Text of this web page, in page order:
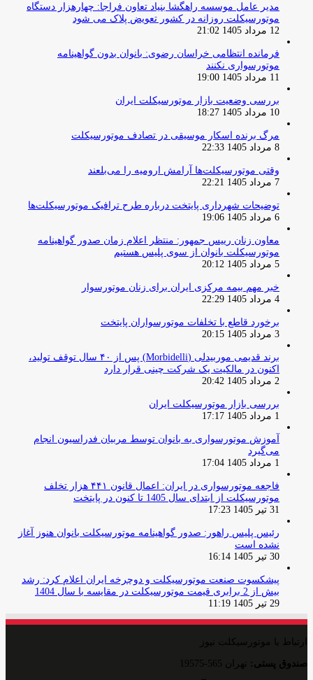
مدیر عامل موسسه راهگشا بنیاد تعاون فراجا: چهارهزار دستگاه
موتورسیکلت روزانه در کشور تعویض پلاک می شود
12 مرداد 1405 21:02
فرمانده انتظامی خراسان رضوی: بانوان بدون گواهینامه
موتورسواری نکنند
11 مرداد 1405 19:00
بررسی وضعیت بازار موتورسیکلت ایران
10 مرداد 1405 18:27
مرگ برنده اسکار موسیقی در تصادف موتورسیکلت
8 مرداد 1405 22:33
وقتی موتورسیکلت‌ها آرامش ارومیه را می‌بلعند
7 مرداد 1405 22:21
توضیحات شهرداری پایتخت درباره طرح ترافیک موتورسیکلت‌ها
6 مرداد 1405 19:06
معاون زنان رییس جمهور: منتظر اعلام زمان صدور گواهینامه
موتورسیکلت بانوان از سوی پلیس هستیم
5 مرداد 1405 20:12
خبر مهم بیمه مرکزی ایران برای زنان موتورسوار
4 مرداد 1405 22:29
برخورد قاطع با تخلفات موتورسواران پایتخت
3 مرداد 1405 20:15
برند قدیمی موربیدلی (Morbidelli) پس از ۴۰ سال توقف تولید،
اکنون در مالکیت یک شرکت چینی قرار دارد
2 مرداد 1405 20:42
بررسی بازار موتورسیکلت ایران
1 مرداد 1405 17:17
آموزش موتورسواری به بانوان توسط مربیان فدراسیون انجام
می‌گیرد
1 مرداد 1405 17:04
فاجعه موتورسواری در ایران: اعمال قانون ۴۴۱ هزار تخلف
موتورسیکلت از ابتدای سال 1405 تا کنون در پایتخت
31 تیر 1405 17:23
رئیس پلیس راهور: صدور گواهینامه موتورسیکلت بانوان هنوز آغاز
نشده است
30 تیر 1405 16:14
پیشکسوت صنعت موتورسیکلت و دوچرخه ایران اعلام کرد: رشد
بیش از 2 برابری قیمت موتورسیکلت در مقایسه با سال 1404
29 تیر 1405 11:19
ارتباط با موتورسیکلت نیوز
صندوق پستی: تهران 565-19575